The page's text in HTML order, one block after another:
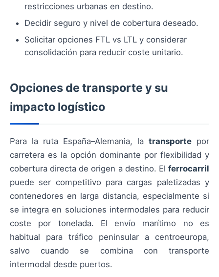
restricciones urbanas en destino.
Decidir seguro y nivel de cobertura deseado.
Solicitar opciones FTL vs LTL y considerar
consolidación para reducir coste unitario.
Opciones de transporte y su
impacto logístico
Para la ruta España–Alemania, la transporte por
carretera es la opción dominante por flexibilidad y
cobertura directa de origen a destino. El ferrocarril
puede ser competitivo para cargas paletizadas y
contenedores en larga distancia, especialmente si
se integra en soluciones intermodales para reducir
coste por tonelada. El envío marítimo no es
habitual para tráfico peninsular a centroeuropa,
salvo cuando se combina con transporte
intermodal desde puertos.